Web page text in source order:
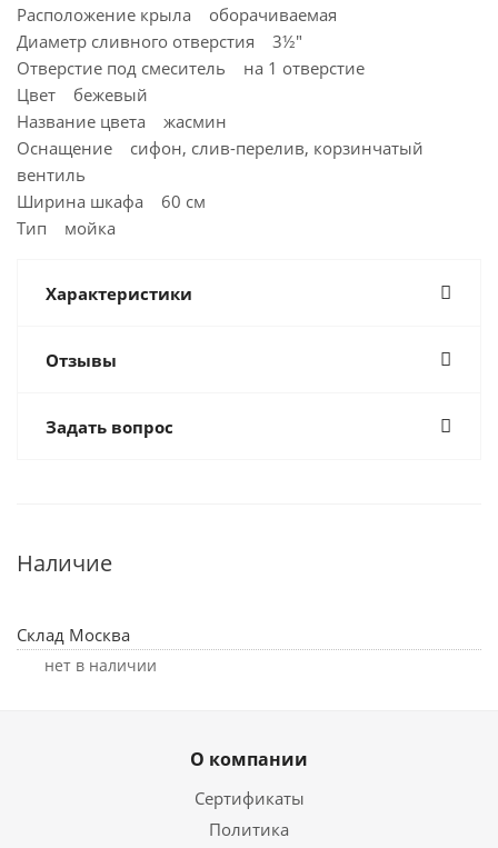
Расположение крыла оборачиваемая
Диаметр сливного отверстия 3½"
Отверстие под смеситель на 1 отверстие
Цвет бежевый
Название цвета жасмин
Оснащение сифон, слив-перелив, корзинчатый
вентиль
Ширина шкафа 60 см
Тип мойка
Характеристики
Отзывы
Задать вопрос
Наличие
Склад Москва
Нет в наличии
О компании
Сертификаты
Политика